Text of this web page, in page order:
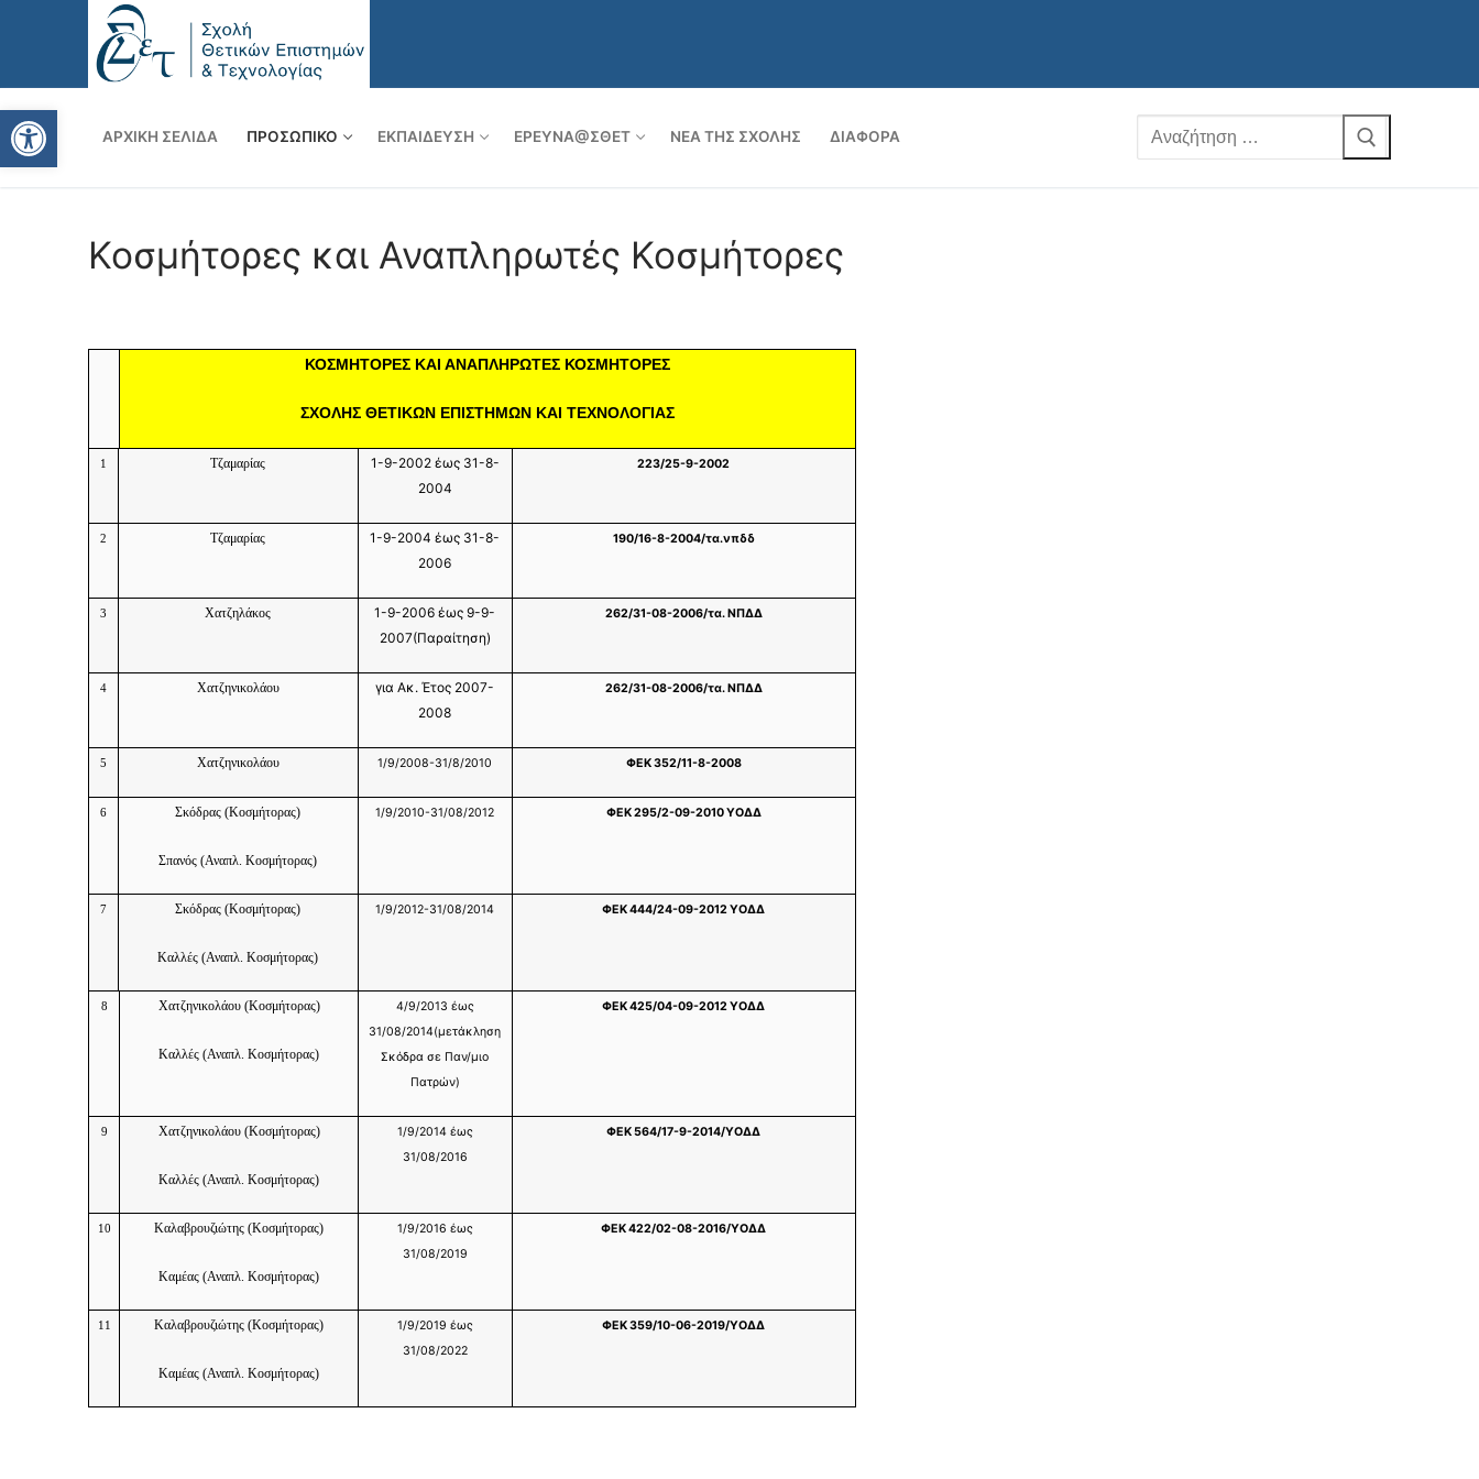
Ανοίξτε τη γραμμή εργαλείων
ΑΡΧΙΚΉ ΣΕΛΊΔΑ ΠΡΟΣΩΠΙΚΌ ΕΚΠΑΊΔΕΥΣΗ ΈΡΕΥΝΑ@ΣΘΕΤ ΝΈΑ ΤΗΣ ΣΧΟΛΉΣ ΔΙΆΦΟΡΑ
Κοσμήτορες και Αναπληρωτές Κοσμήτορες
ΚΟΣΜΗΤΟΡΕΣ ΚΑΙ ΑΝΑΠΛΗΡΩΤΕΣ ΚΟΣΜΗΤΟΡΕΣ
ΣΧΟΛΗΣ ΘΕΤΙΚΩΝ ΕΠΙΣΤΗΜΩΝ ΚΑΙ ΤΕΧΝΟΛΟΓΙΑΣ
1 Τζαμαρίας
1-9-2002 έως 31-8-
2004
223/25-9-2002
2 Τζαμαρίας
1-9-2004 έως 31-8-
2006
190/16-8-2004/τα.νπδδ
3 Χατζηλάκος
1-9-2006 έως 9-9-
2007(Παραίτηση)
262/31-08-2006/τα. ΝΠΔΔ
4 Χατζηνικολάου
για Ακ. Έτος 2007-
2008
262/31-08-2006/τα. ΝΠΔΔ
5 Χατζηνικολάου 1/9/2008-31/8/2010 ΦΕΚ 352/11-8-2008
6 Σκόδρας (Κοσμήτορας)
Σπανός (Αναπλ. Κοσμήτορας)
1/9/2010-31/08/2012 ΦΕΚ 295/2-09-2010 ΥΟΔΔ
7 Σκόδρας(Κοσμήτορας)
Καλλές(Αναπλ. Κοσμήτορας)
1/9/2012-31/08/2014 ΦΕΚ 444/24-09-2012 ΥΟΔΔ
8 Χατζηνικολάου (Κοσμήτορας)
Καλλές (Αναπλ. Κοσμήτορας)
4/9/2013 έως
31/08/2014(μετάκληση
Σκόδρα σε Παν/μιο
Πατρών)
ΦΕΚ 425/04-09-2012 ΥΟΔΔ
9 Χατζηνικολάου (Κοσμήτορας)
Καλλές (Αναπλ. Κοσμήτορας)
1/9/2014 έως
31/08/2016
ΦΕΚ 564/17-9-2014/ΥΟΔΔ
10 Καλαβρουζιώτης (Κοσμήτορας)
Καμέας (Αναπλ. Κοσμήτορας)
1/9/2016 έως
31/08/2019
ΦΕΚ 422/02-08-2016/ΥΟΔΔ
11 Καλαβρουζιώτης (Κοσμήτορας)
Καμέας (Αναπλ. Κοσμήτορας)
1/9/2019 έως
31/08/2022
ΦΕΚ 359/10-06-2019/ΥΟΔΔ